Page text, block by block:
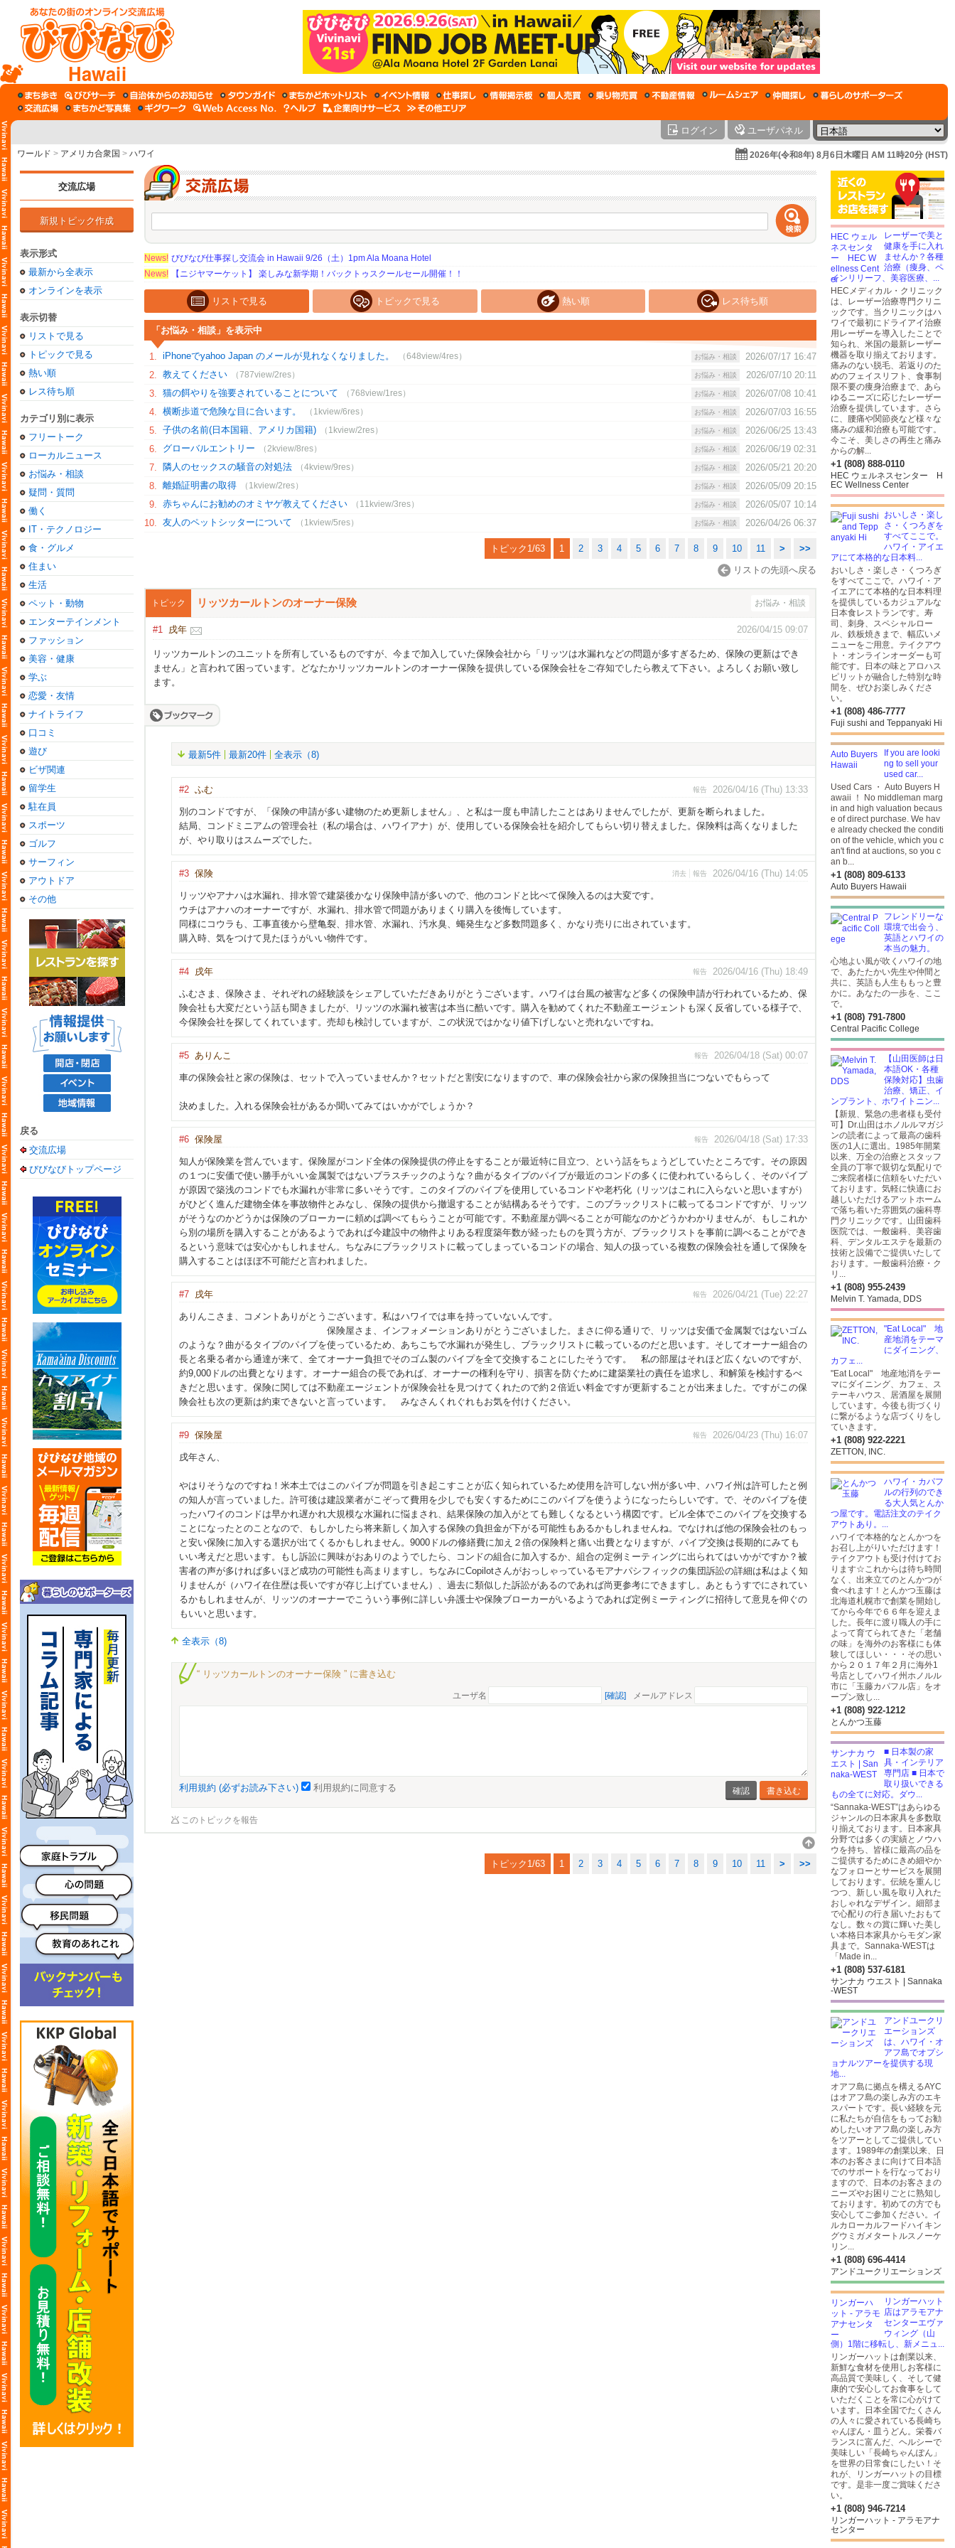
Hawaii
ログイン ユーザパネル
ワールド > アメリカ合衆国 > ハワイ 2026年(令和8年) 8月6日木曜日 AM 11時20分 (HST)
交流広場
新規トピック作成
表示形式
最新から全表示
オンラインを表示
表示切替
リストで見る
トピックで見る
熱い順
レス待ち順
カテゴリ別に表示
フリートーク
ローカルニュース
お悩み・相談
疑問・質問
働く
IT・テクノロジー
食・グルメ
住まい
生活
ペット・動物
エンターテインメント
ファッション
美容・健康
学ぶ
恋愛・友情
ナイトライフ
口コミ
遊び
ビザ関連
留学生
駐在員
スポーツ
ゴルフ
サーフィン
アウトドア
その他
戻る
交流広場
びびなびトップページ
News! びびなび仕事探し交流会 in Hawaii 9/26（土）1pm Ala Moana Hotel
News!
【ニジヤマーケット】 楽しみな新学期！バックトゥスクールセール開催！！
リストで見る トピックで見る 熱い順 レス待ち順
「お悩み・相談」を表示中
1. iPhoneでyahoo Japan のメールが見れなくなりました。 （648view/4res） お悩み・相談
2026/07/17 16:47
2. 教えてください （787view/2res） お悩み・相談
2026/07/10 20:11
3. 猫の餌やりを強要されていることについて （768view/1res） お悩み・相談
2026/07/08 10:41
4. 横断歩道で危険な目に合います。 （1kview/6res） お悩み・相談
2026/07/03 16:55
5. 子供の名前(日本国籍、アメリカ国籍) （1kview/2res） お悩み・相談
2026/06/25 13:43
6.
グローバルエントリー （2kview/8res） お悩み・相談
2026/06/19 02:31
7.
隣人のセックスの騒音の対処法 （4kview/9res） お悩み・相談
2026/05/21 20:20
8. 離婚証明書の取得 （1kview/2res） お悩み・相談
2026/05/09 20:15
9. 赤ちゃんにお勧めのオミヤゲ教えてください （11kview/3res） お悩み・相談
2026/05/07 10:14
10. 友人のペットシッターについて （1kview/5res） お悩み・相談 2026/04/26 06:37
トピック1/63 1 2 3 4 5 6 7 8 9 10 11 >
>>
リストの先頭へ戻る
トピック リッツカールトンのオーナー保険 お悩み・相談
#1 戌年 2026/04/15 09:07
リッツカールトンのユニットを所有しているものですが、今まで加入していた保険会社から「リッツは水漏れなどの問題が多すぎるため、保険の更新はでき
ません」と言われて困っています。どなたかリッツカールトンのオーナー保険を提供している保険会社をご存知でしたら教えて下さい。よろしくお願い致し
ます。
最新5件 最新20件 全表示（8)
#2 ふむ 2026/04/16 (Thu) 13:33
報告
別のコンドですが、「保険の申請が多い建物のため更新しません」、と私は一度も申請したことはありませんでしたが、更新を断られました。
結局、コンドミニアムの管理会社（私の場合は、ハワイアナ）が、使用している保険会社を紹介してもらい切り替えました。保険料は高くなりました
が、やり取りはスムーズでした。
#3 保険 2026/04/16 (Thu) 14:05
報告
消去
リッツやアナハは水漏れ、排水管で建築後かなり保険申請が多いので、他のコンドと比べて保険入るのは大変です。
ウチはアナハのオーナーですが、水漏れ、排水管で問題がありまくり購入を後悔しています。
同様にコウラも、工事直後から壁亀裂、排水管、水漏れ、汚水臭、蠅発生など多数問題多く、かなり売りに出されています。
購入時、気をつけて見たほうがいい物件です。
#4 戌年 2026/04/16 (Thu) 18:49
報告
ふむさま、保険さま、それぞれの経験談をシェアしていただきありがとうございます。ハワイは台風の被害など多くの保険申請が行われているため、保
険会社も大変だという話も聞きましたが、リッツの水漏れ被害は本当に酷いです。購入を勧めてくれた不動産エージェントも深く反省している様子で、
今保険会社を探してくれています。売却も検討していますが、この状況ではかなり値下げしないと売れないですね。
#5 ありんこ 2026/04/18 (Sat) 00:07
報告
車の保険会社と家の保険は、セットで入っていませんか？セットだと割安になりますので、車の保険会社から家の保険担当につないでもらって
決めました。入れる保険会社があるか聞いてみてはいかがでしょうか？
#6 保険屋 2026/04/18 (Sat) 17:33
報告
知人が保険業を営んでいます。保険屋がコンド全体の保険提供の停止をすることが最近特に目立つ、という話をちょうどしていたところです。その原因
の１つに安価で使い勝手がいい金属製ではないプラスチックのような？曲がるタイプのパイプが最近のコンドの多くに使われているらしく、そのパイプ
が原因で築浅のコンドでも水漏れが非常に多いそうです。このタイプのパイプを使用しているコンドや老朽化（リッツはこれに入らないと思いますが）
がひどく進んだ建物全体を事故物件とみなし、保険の提供から撤退することが結構あるそうです。このブラックリストに載ってるコンドですが、リッツ
がそうなのかどうかは保険のブローカーに頼めば調べてもらうことが可能です。不動産屋が調べることが可能なのかどうかわかりませんが、もしこれか
ら別の場所を購入することがあるようであれば今建設中の物件よりある程度築年数が経ったものを買う方が、ブラックリストを事前に調べることができ
るという意味では安心かもしれません。ちなみにブラックリストに載ってしまっているコンドの場合、知人の扱っている複数の保険会社を通して保険を
購入することはほぼ不可能だと言われました。
#7 戌年 2026/04/21 (Tue) 22:27
報告
ありんこさま、コメントありがとうございます。私はハワイでは車を持っていないんです。
保険屋さま、インフォメーションありがとうございました。まさに仰る通りで、リッツは安価で金属製ではないゴム
のような？曲がるタイプのパイプを使っているため、あちこちで水漏れが発生し、ブラックリストに載っているのだと思います。そしてオーナー組合の
長と名乗る者から通達が来て、全てオーナー負担でそのゴム製のパイプを全て交換することにしたそうです。 私の部屋はそれほど広くないのですが、
約9,000ドルの出費となります。オーナー組合の長であれば、オーナーの権利を守り、損害を防ぐために建築業社の責任を追求し、和解策を検討するべ
きだと思います。保険に関しては不動産エージェントが保険会社を見つけてくれたので約２倍近い料金ですが更新することが出来ました。ですがこの保
険会社も次の更新は約束できないと言っています。 みなさんくれぐれもお気を付けください。
#9 保険屋 2026/04/23 (Thu) 16:07
報告
戌年さん、
やはりそうなのですね！米本土ではこのパイプが問題を引き起こすことが広く知られているため使用を許可しない州が多い中、ハワイ州は許可したと例
の知人が言っていました。許可後は建設業者がこぞって費用を少しでも安くするためにこのパイプを使うようになったらしいです。で、そのパイプを使
ったハワイのコンドは早かれ遅かれ大規模な水漏れに悩まされ、結果保険の加入がとても難しくなるという構図です。ビル全体でこのパイプを交換する
ことになったとのことなので、もしかしたら将来新しく加入する保険の負担金が下がる可能性もあるかもしれませんね。でなければ他の保険会社のもっ
と安い保険に加入する選択が出てくるかもしれません。9000ドルの修繕費に加え２倍の保険料と痛い出費となりますが、パイプ交換は長期的にみても
いい考えだと思います。もし訴訟に興味がおありのようでしたら、コンドの組合に加入するか、組合の定例ミーティングに出られてはいかがですか？被
害者の声が多ければ多いほど成功の可能性も高まりますし。ちなみにCopilotさんがおっしゃっているモアナパシフィックの集団訴訟の詳細は私はよく知
りませんが（ハワイ在住歴は長いですが存じ上げていません）、過去に類似した訴訟があるのであれば尚更参考にできますし。あともうすでにされてい
るかもしれませんが、リッツのオーナーでこういう事例に詳しい弁護士や保険ブローカーがいるようであれば定例ミーティングに招待して意見を仰ぐの
もいいと思います。
全表示（8)
“ リッツカールトンのオーナー保険 ” に書き込む
ユーザ名 [確認] メールアドレス
利用規約 (必ずお読み下さい) 利用規約に同意する 書き込む
このトピックを報告
トピック1/63 1 2 3 4 5 6 7 8 9 10 11 > >>
レーザーで美と
健康を手に入れ
ませんか？各種
治療（痩身、ペ
インリリーフ、美容医療、...
HECメディカル・クリニック
は、レーザー治療専門クリニ
ックです。当クリニックはハ
ワイで最初にドライアイ治療
用レーザーを導入したことで
知られ、米国の最新レーザー
機器を取り揃えております。
痛みのない脱毛、若返りのた
めのフェイスリフト、食事制
限不要の痩身治療まで、あら
ゆるニーズに応じたレーザー
治療を提供しています。さら
に、腰痛や関節炎など様々な
痛みの緩和治療も可能です。
今こそ、美しさの再生と痛み
からの解...
+1 (808) 888-0110
HEC ウェルネスセンター H
EC Wellness Center
おいしさ・楽し
さ・くつろぎを
すべてここで。
ハワイ・アイエ
アにて本格的な日本料...
おいしさ・楽しさ・くつろぎ
をすべてここで。ハワイ・ア
イエアにて本格的な日本料理
を提供しているカジュアルな
日本食レストランです。寿
司、刺身、スペシャルロー
ル、鉄板焼きまで、幅広いメ
ニューをご用意。テイクアウ
ト・オンラインオーダーも可
能です。日本の味とアロハス
ピリットが融合した特別な時
間を、ぜひお楽しみくださ
い。
+1 (808) 486-7777
Fuji sushi and Teppanyaki Hi
If you are looki
ng to sell your
used car...
Used Cars ・ Auto Buyers H
awaii ！ No middleman marg
in and high valuation becaus
e of direct purchase. We hav
e already checked the conditi
on of the vehicle, which you c
an't find at auctions, so you c
an b...
+1 (808) 809-6133
Auto Buyers Hawaii
フレンドリーな
環境で出会う、
英語とハワイの
本当の魅力。
心地よい風が吹くハワイの地
で、あたたかい先生や仲間と
共に、英語も人生ももっと豊
かに。あなたの一歩を、ここ
で。
+1 (808) 791-7800
Central Pacific College
【山田医師は日
本語OK・各種
保険対応】虫歯
治療、矯正、イ
ンプラント、ホワイトニン...
【新規、緊急の患者様も受付
可】Dr.山田はホノルルマガジ
ンの読者によって最高の歯科
医の1人に選出。1985年開業
以来、万全の治療とスタッフ
全員の丁寧で親切な気配りで
ご来院者様に信頼をいただい
ております。気軽に快適にお
越しいただけるアットホーム
で落ち着いた雰囲気の歯科専
門クリニックです。山田歯科
医院では、一般歯科、美容歯
科、デンタルエステを最新の
技術と設備でご提供いたして
おります。一般歯科治療・ク
リ...
+1 (808) 955-2439
Melvin T. Yamada, DDS
"Eat Local" 地
産地消をテーマ
にダイニング、
カフェ...
"Eat Local" 地産地消をテー
マにダイニング、カフェ、ス
テーキハウス、居酒屋を展開
しています。今後も街づくり
に繋がるような店づくりをし
ていきます。
+1 (808) 922-2221
ZETTON, INC.
ハワイ・カパフ
ルの行列のでき
る大人気とんか
つ屋です。電話注文のテイク
アウトあり。...
ハワイで本格的なとんかつを
お召し上がりいただけます！
テイクアウトも受け付けてお
ります☆これからは待ち時間
なく、出来立てのとんかつが
食べれます！とんかつ玉藤は
北海道札幌市で創業を開始し
てから今年で６６年を迎えま
した。長年に渡り職人の手に
よって育てられてきた「老舗
の味」を海外のお客様にも体
験してほしい・・・その思い
から２０１７年２月に海外1
号店としてハワイ州ホノルル
市に「玉藤カパフル店」をオ
ープン致し...
+1 (808) 922-1212
とんかつ玉藤
■ 日本製の家
具・インテリア
専門店 ■ 日本で
取り扱いできる
もの全てに対応。ダウ...
“Sannaka-WEST”はあらゆる
ジャンルの日本家具を多数取
り揃えております。日本家具
分野では多くの実績とノウハ
ウを持ち、皆様に最高の品を
ご提供するためにきめ細やか
なフォローとサービスを展開
しております。伝統を重んじ
つつ、新しい風を取り入れた
おしゃれなデザイン。細部ま
で心配りの行き届いたおもて
なし。数々の賞に輝いた美し
い本格日本家具からモダン家
具まで。Sannaka-WESTは
「Made in...
+1 (808) 537-6181
サンナカ ウエスト | Sannaka
-WEST
アンドユークリ
エーションズ
は、ハワイ・オ
アフ島でオプシ
ョナルツアーを提供する現
地...
オアフ島に拠点を構えるAYC
はオアフ島の楽しみ方のエキ
スパートです。長い経験を元
に私たちが自信をもってお勧
めしたいオアフ島の楽しみ方
をツアーとしてご提供してい
ます。1989年の創業以来、日
本のお客さまに向けて日本語
でのサポートを行なっており
ますので、日本のお客さまの
ニーズやお困りごとに熟知し
ております。初めての方でも
安心してご参加ください。イ
ルカローカルフードハイキン
グウミガメタートルスノーケ
リン...
+1 (808) 696-4414
アンドユークリエーションズ
リンガーハット
店はアラモアナ
センターエヴァ
ウィング（山
側）1階に移転し、新メニュ...
リンガーハットは創業以来、
新鮮な食材を使用しお客様に
高品質で美味しく、そして健
康的で安心してお食事をして
いただくことを常に心がけて
います。日本全国でたくさん
の人々に愛されている長崎ち
ゃんぽん・皿うどん。栄養バ
ランスに富んだ、ヘルシーで
美味しい「長崎ちゃんぽん」
を世界の日常食にしたい！そ
れが、リンガーハットの目標
です。是非一度ご賞味くださ
い。
+1 (808) 946-7214
リンガーハット - アラモアナ
センター